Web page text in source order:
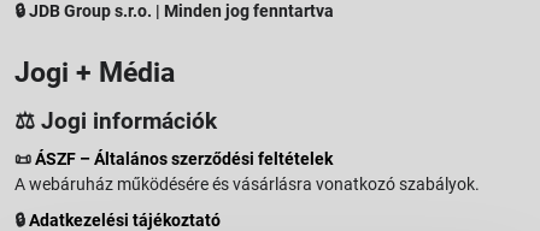
🔒 JDB Group s.r.o. | Minden jog fenntartva
Jogi + Média
⚖️ Jogi információk
📜ÁSZF – Általános szerződési feltételek
A webáruház működésére és vásárlásra vonatkozó szabályok.
🔒Adatkezelési tájékoztató